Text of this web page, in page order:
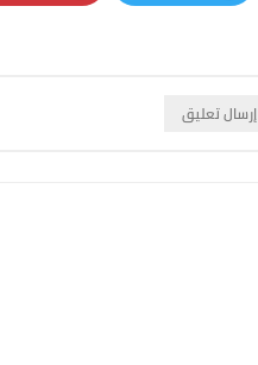
Twitter
Pinterest
إرسال تعليق